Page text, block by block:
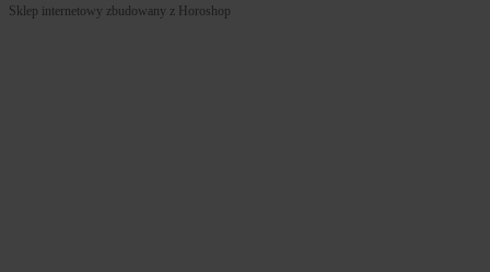
Sklep internetowy zbudowany z Horoshop